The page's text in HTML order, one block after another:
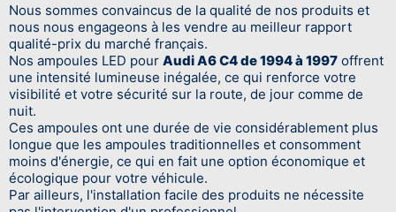
Nous sommes convaincus de la qualité de nos produits et
nous nous engageons à les vendre au meilleur rapport
qualité-prix du marché français.
Nos ampoules LED pour Audi A6 C4 de 1994 à 1997 offrent
une intensité lumineuse inégalée, ce qui renforce votre
visibilité et votre sécurité sur la route, de jour comme de
nuit.
Ces ampoules ont une durée de vie considérablement plus
longue que les ampoules traditionnelles et consomment
moins d'énergie, ce qui en fait une option économique et
écologique pour votre véhicule.
Par ailleurs, l'installation facile des produits ne nécessite